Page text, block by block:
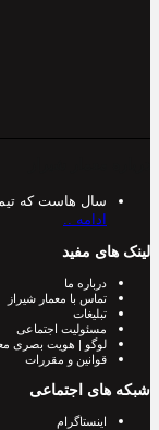
سال هاست که
ادامه ..
لینک های مفید
درباره ما
تماس با معمار شیراز
تبلیغات
مسئولیت اجتماعی
لوگو | هویت بصری
قوانین و مقررات
شبکه های اجتماعی
اینستاگرام